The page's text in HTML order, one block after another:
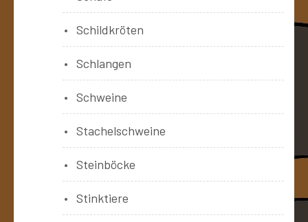
Schildkröten
Schlangen
Schweine
Stachelschweine
Steinböcke
Stinktiere